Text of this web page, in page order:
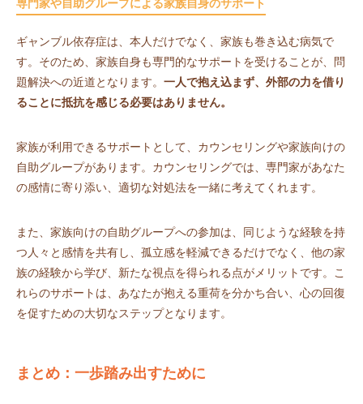
専門家や自助グループによる家族自身のサポート
ギャンブル依存症は、本人だけでなく、家族も巻き込む病気で
す。そのため、家族自身も専門的なサポートを受けることが、問
題解決への近道となります。 一人で抱え込まず、外部の力を借り
ることに抵抗を感じる必要はありません。
家族が利用できるサポートとして、カウンセリングや家族向けの
自助グループがあります。カウンセリングでは、専門家があなた
の感情に寄り添い、適切な対処法を一緒に考えてくれます。
また、家族向けの自助グループへの参加は、同じような経験を持
つ人々と感情を共有し、孤立感を軽減できるだけでなく、他の家
族の経験から学び、新たな視点を得られる点がメリットです。こ
れらのサポートは、あなたが抱える重荷を分かち合い、心の回復
を促すための大切なステップとなります。
まとめ：一歩踏み出すために